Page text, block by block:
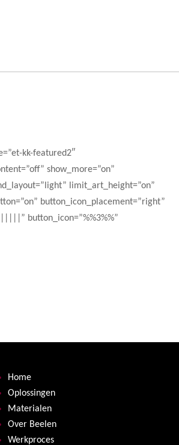
kk-featured2″
show_more=”on”
limit_art_height=”on”
button_icon_placement=”right”
button_icon=”%%3%%”
Home
Oplossingen
Materialen
Over Beelen
Werkproces